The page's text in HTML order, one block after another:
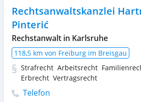
Rechtsanwaltskanzlei
Pinterić
Rechstanwalt in Karlsruhe
118,5 km von Freiburg im Breisgau
Strafrecht Arbeitsrecht
Erbrecht Vertragsrecht
Telefon